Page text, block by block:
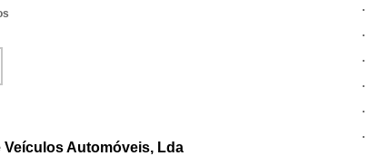
Automóveis, Lda